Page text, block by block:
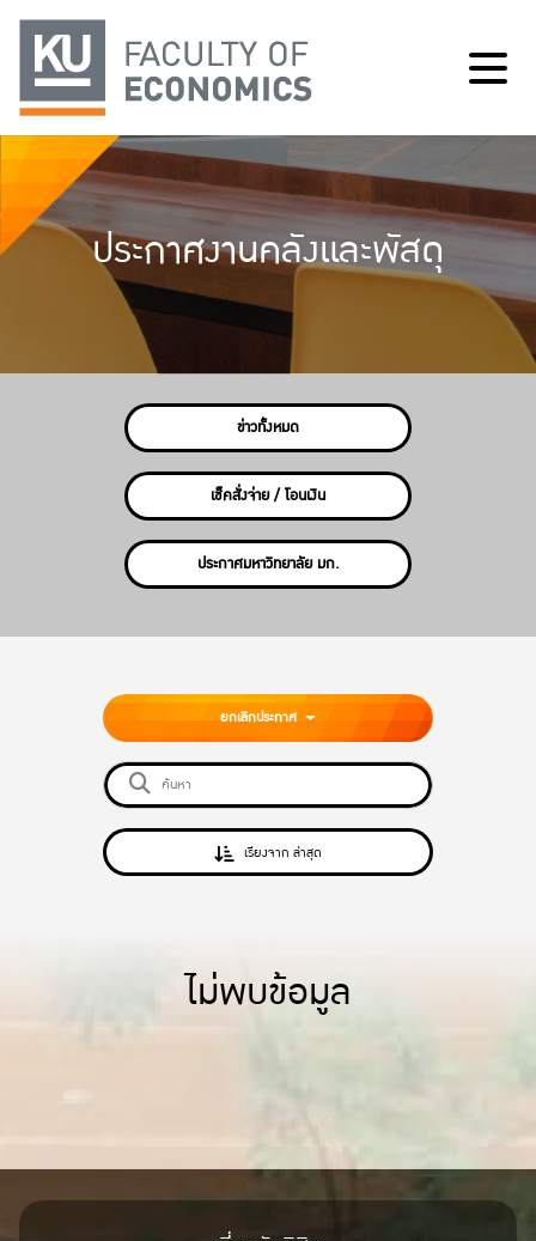
ประกาศงานคลังและพัสดุ
ข่าวทั้งหมด
เช็คสั่งจ่าย / โอนเงิน
ประกาศมหาวิทยาลัย มก.
ยกเลิกประกาศ
เรียงจาก ล่าสุด
ไม่พบข้อมูล